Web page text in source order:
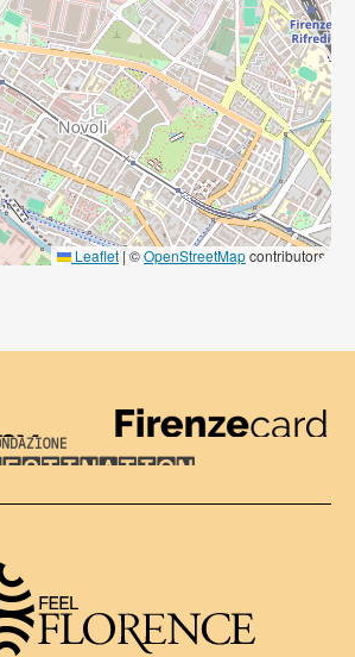
Leaflet|©OpenStreetMapcontributors
Firenze Card
Destination Florence